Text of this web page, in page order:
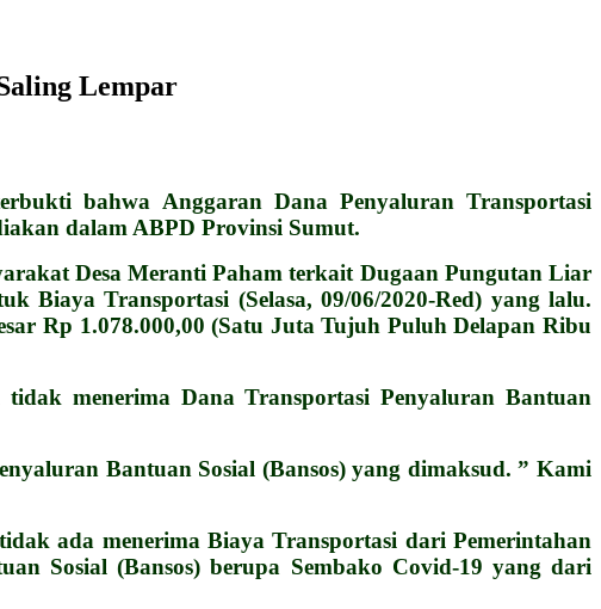
Lempar
bahwa Anggaran Dana Penyaluran Transportasi
dalam ABPD Provinsi Sumut.
Desa Meranti Paham terkait Dugaan Pungutan Liar
Biaya Transportasi (Selasa, 09/06/2020-Red) yang lalu.
Rp 1.078.000,00 (Satu Juta Tujuh Puluh Delapan Ribu
menerima Dana Transportasi Penyaluran Bantuan
Bantuan Sosial (Bansos) yang dimaksud. ” Kami
ada menerima Biaya Transportasi dari Pemerintahan
Sosial (Bansos) berupa Sembako Covid-19 yang dari